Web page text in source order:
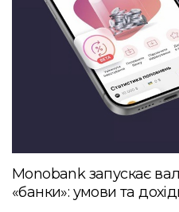
Monobank запускає
«банки»: умови та